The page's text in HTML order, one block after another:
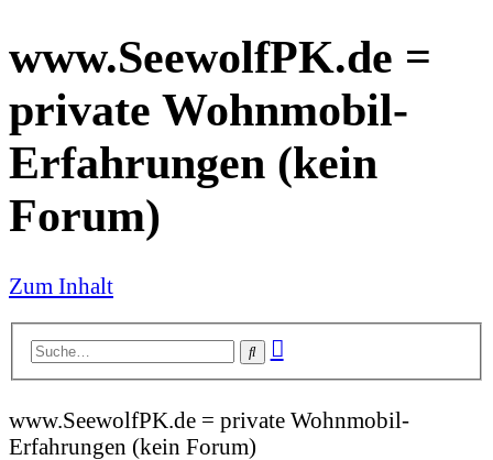
www.SeewolfPK.de =
private Wohnmobil-
Erfahrungen (kein
Forum)
Zum Inhalt
SucheErweiterte
www.SeewolfPK.de = private Wohnmobil-
Erfahrungen (kein Forum)